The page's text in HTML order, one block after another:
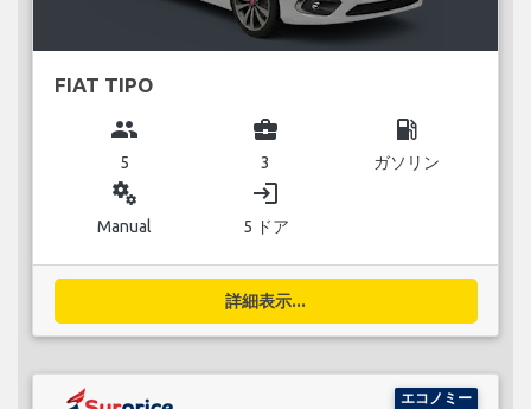
FIAT TIPO
group
5
business_center
3
local_gas_station
ガソリン
miscellaneous_services
Manual
login
5 ドア
詳細表示...
エコノミー